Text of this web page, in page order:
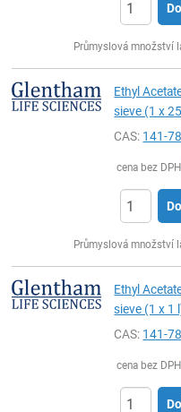
Průmyslová množství
Ethyl
sieve (1 x
CAS: 141-
cena bez DPH
Průmyslová množství
Ethyl
sieve (1 x 1
CAS: 141-
cena bez DPH